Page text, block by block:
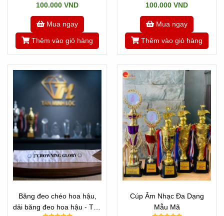
100.000 VND
Mua ngay
Thêm vào giỏ hàng
100.000 VND
Mua ngay
Thêm vào giỏ hàng
Băng đeo chéo hoa hậu,
dải băng đeo hoa hậu - Tân
Cúp Âm Nhạc Đa Dạng
Mẫu Mã